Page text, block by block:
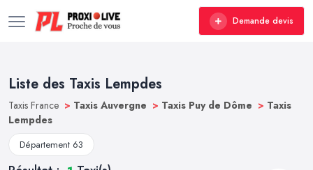
Demande devis
Liste des Taxis Lempdes
Taxis France > Taxis Auvergne > Taxis Puy de Dôme > Taxis
Lempdes
Département 63